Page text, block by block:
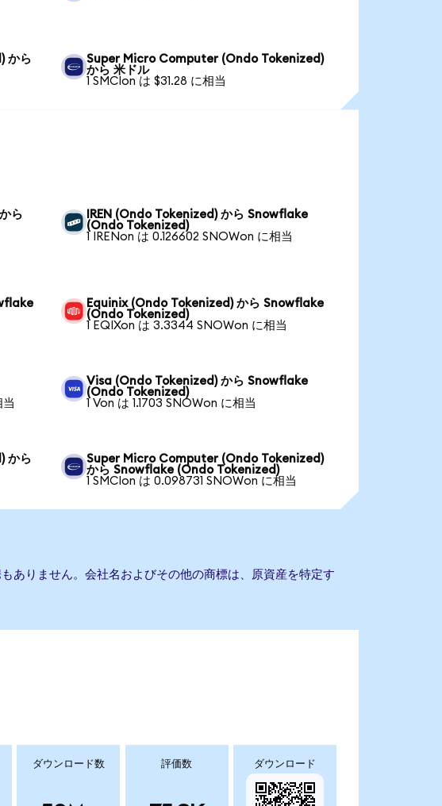
から
Super Micro Computer (Ondo Tokenized)
から 米ドル
1 SMCIon は $31.28 に相当
ら
IREN (Ondo Tokenized) から Snowflake
(Ondo Tokenized)
1 IRENon は 0.126602 SNOWon に相当
Equinix (Ondo Tokenized) から Snowflake
(Ondo Tokenized)
1 EQIXon は 3.3344 SNOWon に相当
Visa (Ondo Tokenized) から Snowflake
(Ondo Tokenized)
1 Von は 1.1703 SNOWon に相当
から
Super Micro Computer (Ondo Tokenized)
から Snowflake (Ondo Tokenized)
1 SMCIon は 0.098731 SNOWon に相当
ありません。会社名およびその他の商標は、原資産を特定す
ダウンロード数 評価数 ダウンロード